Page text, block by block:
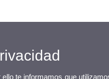
te informamos que